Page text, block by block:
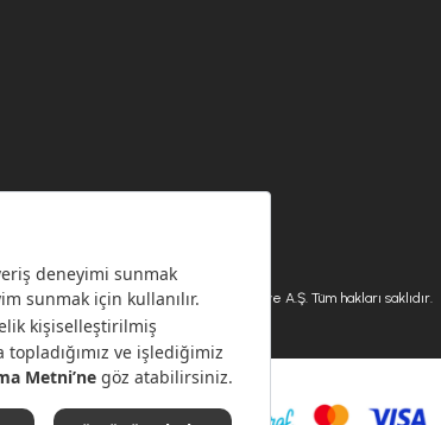
Karaca.com © 2026 - Karaca Züccaciye A.Ş. Tüm hakları saklıdır.